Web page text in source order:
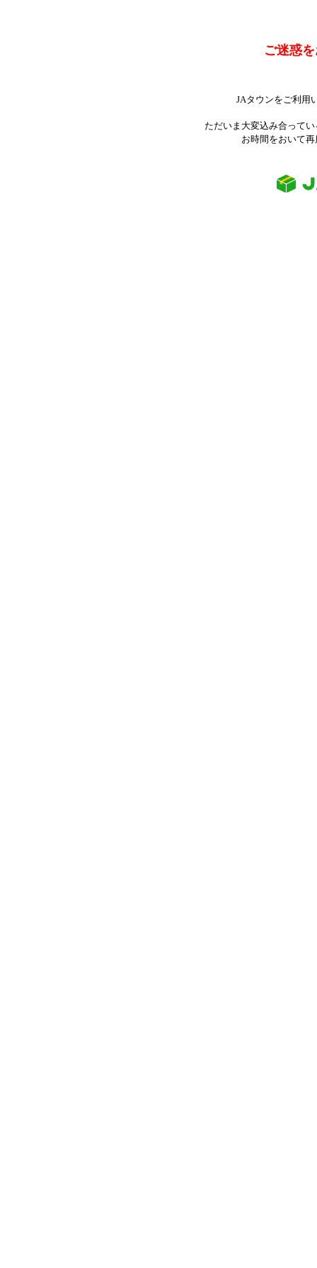
ご迷惑
JAタウンをご利用
ただいま大変込み合って
お時間をおいて